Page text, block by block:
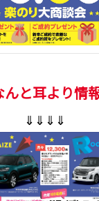
んと耳より情
⇓⇓⇓⇓